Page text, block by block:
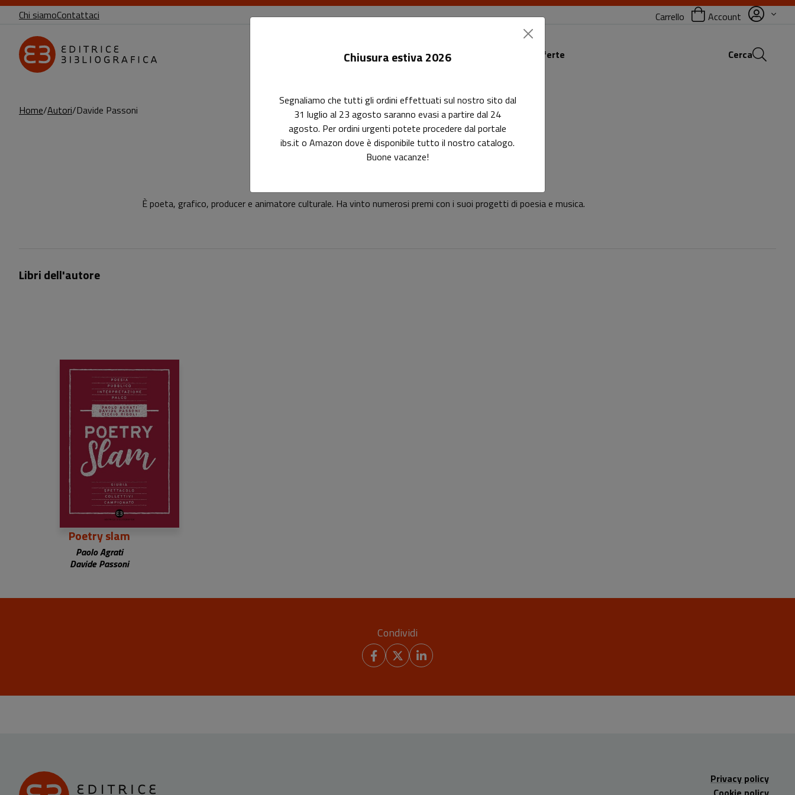
Chi siamoContattaci Carrello Account
Le riviste I corsi Le offerte Cerca
Home Autori Davide Passoni
Davide Passoni
È poeta, grafico, producer e animatore culturale. Ha vinto numerosi premi con i suoi progetti di poesia e musica.
Libri dell'autore
19,00 €
Poetry slam
Paolo Agrati
Davide Passoni
Condividi
Privacy policy
Chiusura estiva 2026
Segnaliamo che tutti gli ordini effettuati sul nostro sito dal
31 luglio al 23 agosto saranno evasi a partire dal 24
agosto. Per ordini urgenti potete procedere dal portale
ibs.it o Amazon dove è disponibile tutto il nostro catalogo.
Buone vacanze!